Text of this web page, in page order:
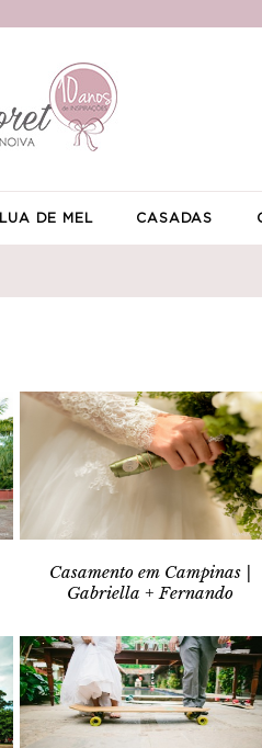
LUA DE MEL CASADAS
Casamento em Campinas |
Gabriella + Fernando